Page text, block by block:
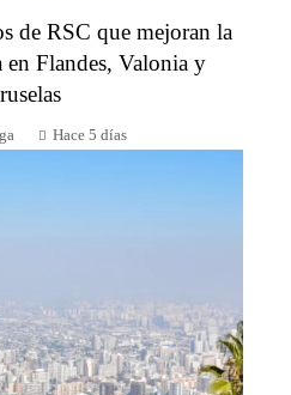
de RSC que mejoran la
Flandes, Valonia y
Hace 5 días